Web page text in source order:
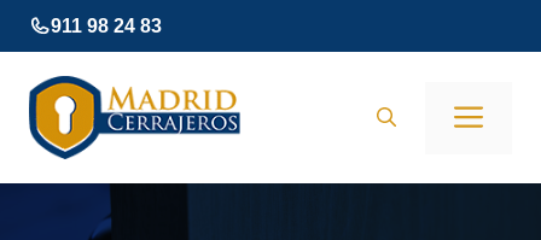
Saltar
al
contenido
911 98 24 83